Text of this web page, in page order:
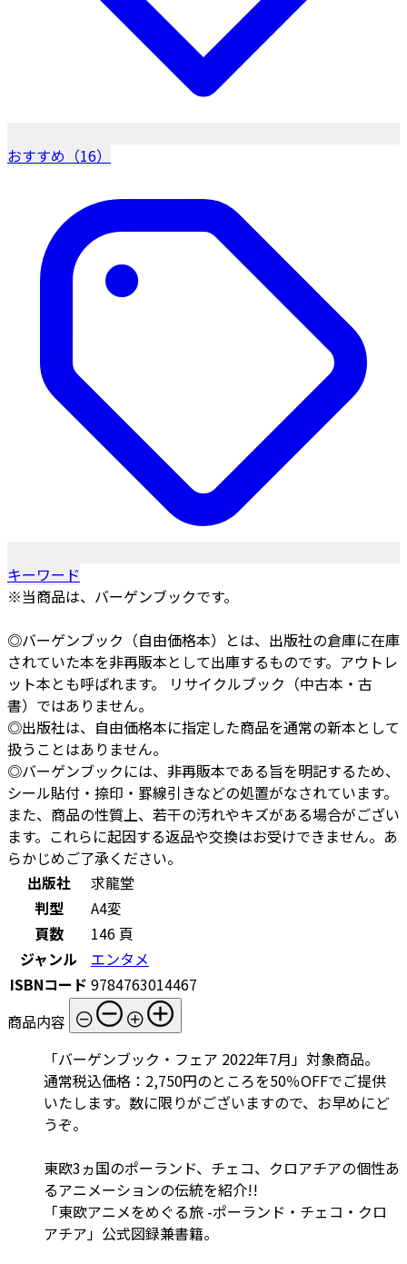
おすすめ（16）
キーワード
※当商品は、バーゲンブックです。
◎バーゲンブック（自由価格本）とは、出版社の倉庫に在庫
されていた本を非再販本として出庫するものです。アウトレ
ット本とも呼ばれます。 リサイクルブック（中古本・古
書）ではありません。
◎出版社は、自由価格本に指定した商品を通常の新本として
扱うことはありません。
◎バーゲンブックには、非再販本である旨を明記するため、
シール貼付・捺印・罫線引きなどの処置がなされています。
また、商品の性質上、若干の汚れやキズがある場合がござい
ます。これらに起因する返品や交換はお受けできません。あ
らかじめご了承ください。
出版社
求龍堂
判型
A4変
頁数
146 頁
ジャンル
エンタメ
ISBNコード 9784763014467
商品内容
「バーゲンブック・フェア 2022年7月」対象商品。
通常税込価格：2,750円のところを50％OFFでご提供
いたします。数に限りがございますので、お早めにど
うぞ。
東欧3ヵ国のポーランド、チェコ、クロアチアの個性あ
るアニメーションの伝統を紹介!!
「東欧アニメをめぐる旅 -ポーランド・チェコ・クロ
アチア」公式図録兼書籍。